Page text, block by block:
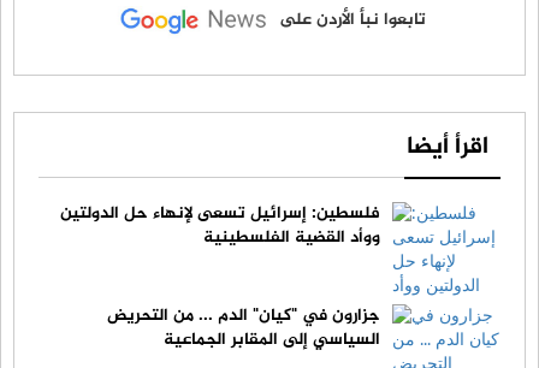
تابعوا نبأ الأردن على
اقرأ أيضا
فلسطين: إسرائيل تسعى لإنهاء حل الدولتين
ووأد القضية الفلسطينية
جزارون في "كيان" الدم ... من التحريض
السياسي إلى المقابر الجماعية